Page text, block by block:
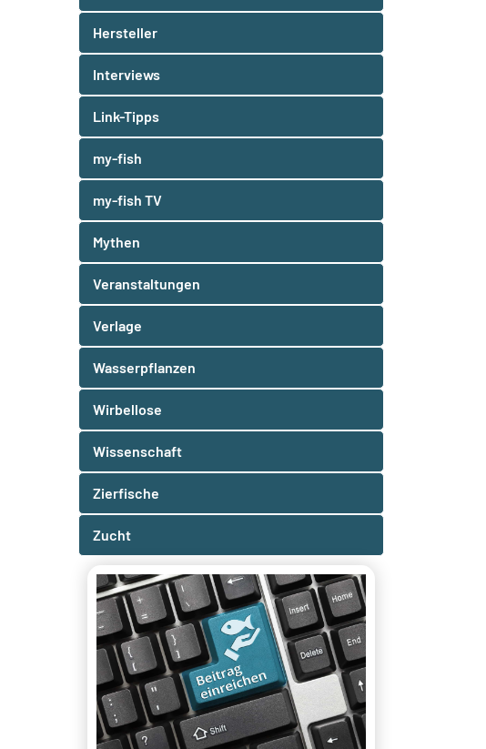
Hersteller
Interviews
Link-Tipps
my-fish
my-fish TV
Mythen
Veranstaltungen
Verlage
Wasserpflanzen
Wirbellose
Wissenschaft
Zierfische
Zucht